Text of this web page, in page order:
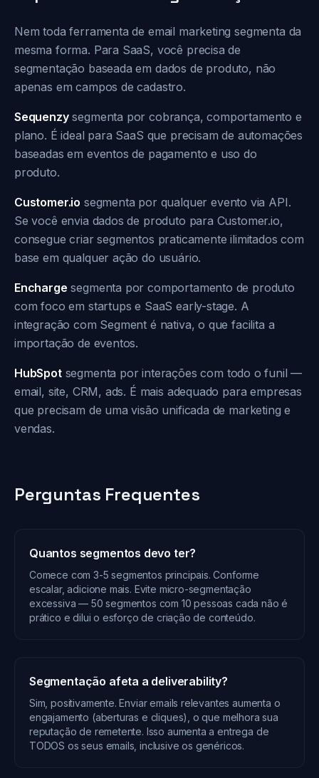
Nem toda ferramenta de email marketing segmenta da
mesma forma. Para SaaS, você precisa de
segmentação baseada em dados de produto, não
apenas em campos de cadastro.
Sequenzysegmenta por cobrança, comportamento e
plano. É ideal para SaaS que precisam de automações
baseadas em eventos de pagamento e uso do
produto.
Customer.io segmenta por qualquer evento via API.
Se você envia dados de produto para Customer.io,
consegue criar segmentos praticamente ilimitados com
base em qualquer ação do usuário.
Encharge segmenta por comportamento de produto
com foco em startups e SaaS early-stage. A
integração com Segment é nativa, o que facilita a
importação de eventos.
HubSpotsegmenta por interações com todo o funil —
email, site, CRM, ads. É mais adequado para empresas
que precisam de uma visão unificada de marketing e
vendas.
Perguntas Frequentes
Quantos segmentos devo ter?
Comece com 3-5 segmentos principais. Conforme
escalar, adicione mais. Evite micro-segmentação
excessiva — 50 segmentos com 10 pessoas cada não é
prático e dilui o esforço de criação de conteúdo.
Segmentação afeta a deliverability?
Sim, positivamente. Enviar emails relevantes aumenta o
engajamento (aberturas e cliques), o que melhora sua
reputação de remetente. Isso aumenta a entrega de
TODOS os seus emails, inclusive os genéricos.